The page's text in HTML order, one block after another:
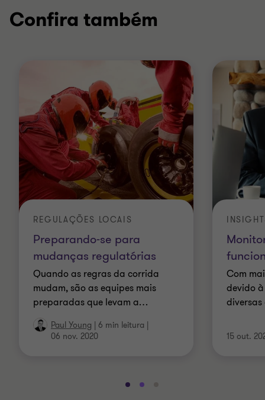
Confira também
Preparando-se para
mudanças regulatórias
REGULAÇÕES LOCAIS
Quando as regras da corrida
mudam, são as equipes mais
preparadas que levam a…
Paul Young | 6 min leitura |
06 nov. 2020
Com
devido
diversas
15 out.
Ir
Ir